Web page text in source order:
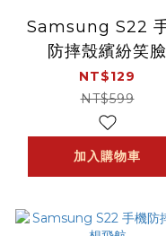
Samsung S22 手機
防摔殼繽紛笑臉
NT$129
NT$599
加入購物車